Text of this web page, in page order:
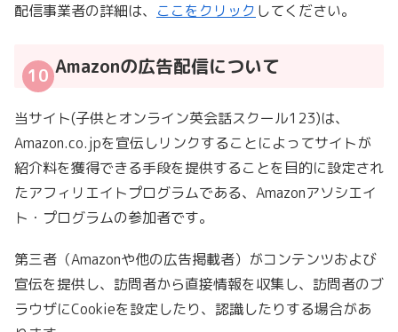
配信事業者の詳細は、 ここをクリック してください。
Amazonの広告配信について
当サイト(子供とオンライン英会話スクール123)は、
Amazon.co.jpを宣伝しリンクすることによってサイトが
紹介料を獲得できる手段を提供することを目的に設定され
たアフィリエイトプログラムである、Amazonアソシエイ
ト・プログラムの参加者です。
第三者（Amazonや他の広告掲載者）がコンテンツおよび
宣伝を提供し、訪問者から直接情報を収集し、訪問者のブ
ラウザにCookieを設定したり、認識したりする場合があ